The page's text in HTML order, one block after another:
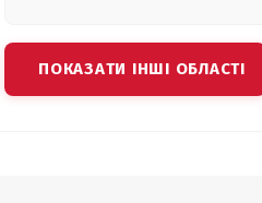
ПОКАЗАТИ ІНШІ ОБЛАСТІ